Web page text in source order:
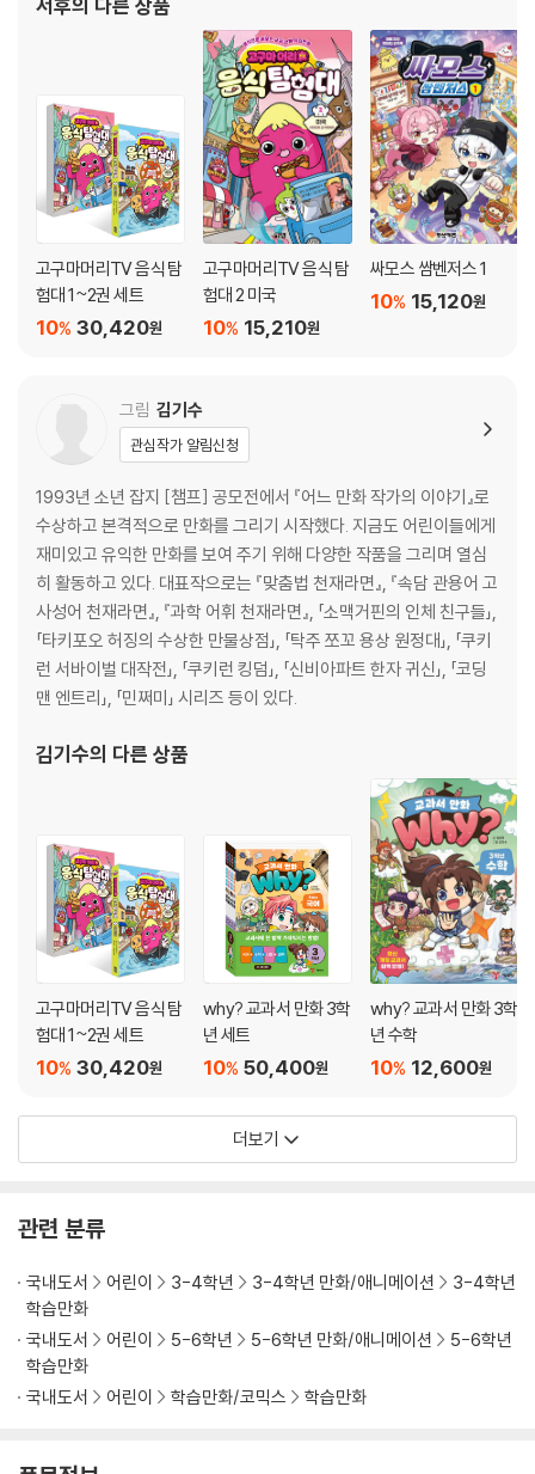
서후의 다른 상품
고구마머리TV 음식 탐
험대 1~2권 세트
30,420원
10%
고구마머리TV 음식 탐
험대 2 미국
15,210원
10%
싸모스 쌈벤저스 1
15,120원
10%
그림 김기수
관심작가 알림신청
1993년 소년 잡지 [챔프] 공모전에서 『어느 만화 작가의 이야기』로
수상하고 본격적으로 만화를 그리기 시작했다. 지금도 어린이들에게
재미있고 유익한 만화를 보여 주기 위해 다양한 작품을 그리며 열심
히 활동하고 있다. 대표작으로는 『맞춤법 천재라면』, 『속담 관용어 고
사성어 천재라면』, 『과학 어휘 천재라면』, 「소맥거핀의 인체 친구들」,
「타키포오 허징의 수상한 만물상점」, 「탁주 쪼꼬 용상 원정대」, 「쿠키
런 서바이벌 대작전」, 「쿠키런 킹덤」, 「신비아파트 한자 귀신」, 「코딩
맨 엔트리」, 「민쩌미」 시리즈 등이 있다.
김기수의 다른 상품
고구마머리TV 음식 탐
험대 1~2권 세트
30,420원
10%
why? 교과서 만화 3학
년 세트
50,400원
10%
why? 교과서 만화 3학
년 수학
12,600원
10%
더보기
관련 분류
국내도서 어린이 3-4학년 3-4학년 만화/애니메이션
3-4학년
학습만화
국내도서
어린이 5-6학년 5-6학년 만화/애니메이션
5-6학년
학습만화
국내도서
어린이 학습만화/코믹스 학습만화